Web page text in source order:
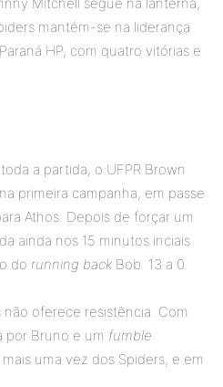
mantém-se na liderança
HP, com quatro vitórias e
a partida, o UFPR Brown
primeira campanha, em passe
Athos. Depois de forçar um
ainda nos 15 minutos inciais
do running back Bob. 13 a 0.
oferece resistência. Com
por Bruno e um fumble
uma vez dos Spiders, e em